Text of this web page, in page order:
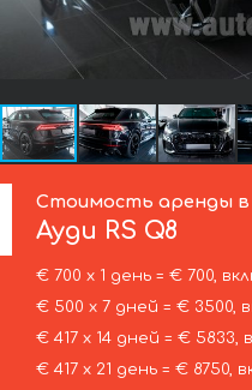
Стоимость аренды в
Ауди RS Q8
€ 700 х 1 день = € 700,
€ 500 х 7 дней = € 3500,
€ 417 х 14 дней = € 5833,
€ 417 х 21 день = € 8750,